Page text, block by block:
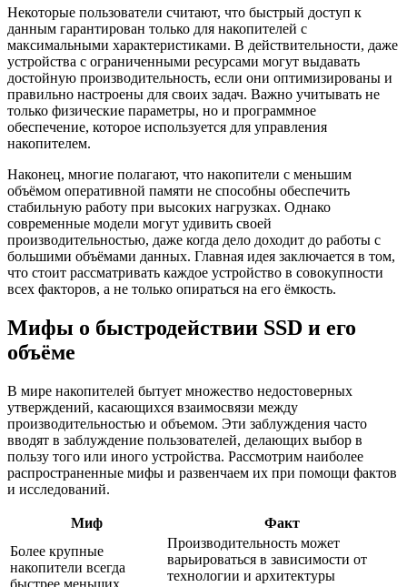
Некоторые пользователи считают, что быстрый доступ к
данным гарантирован только для накопителей с
максимальными характеристиками. В действительности, даже
устройства с ограниченными ресурсами могут выдавать
достойную производительность, если они оптимизированы и
правильно настроены для своих задач. Важно учитывать не
только физические параметры, но и программное
обеспечение, которое используется для управления
накопителем.
Наконец, многие полагают, что накопители с меньшим
объёмом оперативной памяти не способны обеспечить
стабильную работу при высоких нагрузках. Однако
современные модели могут удивить своей
производительностью, даже когда дело доходит до работы с
большими объёмами данных. Главная идея заключается в том,
что стоит рассматривать каждое устройство в совокупности
всех факторов, а не только опираться на его ёмкость.
Мифы о быстродействии SSD и его
объёме
В мире накопителей бытует множество недостоверных
утверждений, касающихся взаимосвязи между
производительностью и объемом. Эти заблуждения часто
вводят в заблуждение пользователей, делающих выбор в
пользу того или иного устройства. Рассмотрим наиболее
распространенные мифы и развенчаем их при помощи фактов
и исследований.
Миф
Факт
Более крупные
накопители всегда
Производительность может
варьироваться в зависимости от
технологии и архитектуры